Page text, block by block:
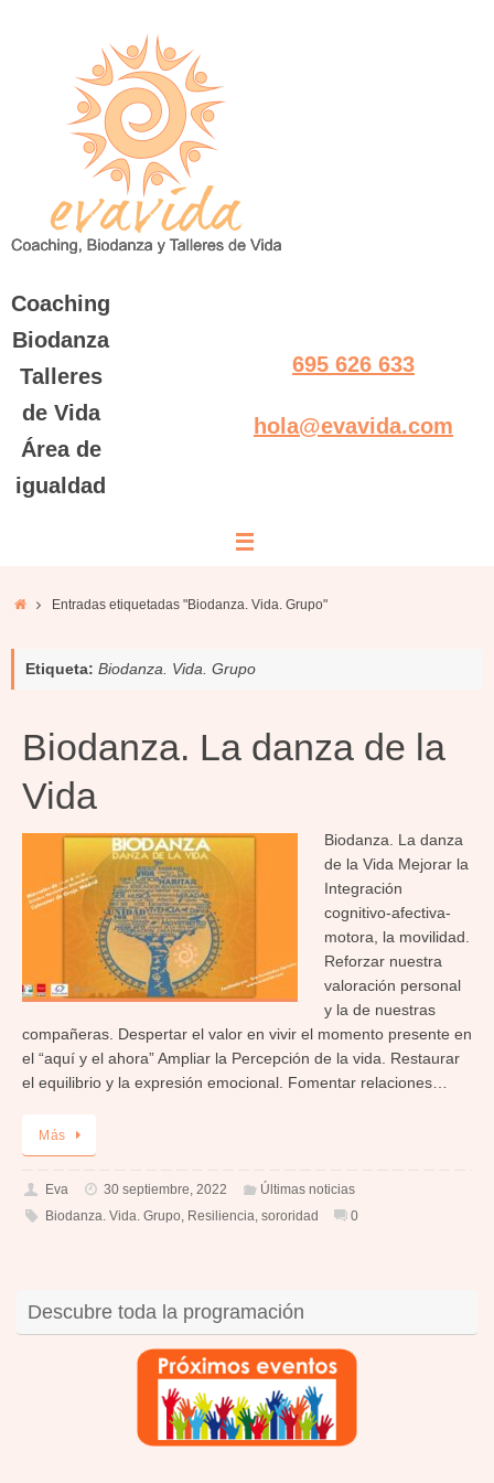
Coaching
Biodanza
Talleres
de Vida
Área de
igualdad
695 626 633
hola@evavida.com
InicioEntradas etiquetadas "Biodanza. Vida. Grupo"
Etiqueta: Biodanza. Vida. Grupo
Biodanza. La danza de la
Vida
Biodanza. La danza
de la Vida Mejorar la
Integración
cognitivo-afectiva-
motora, la movilidad.
Reforzar nuestra
valoración personal
y la de nuestras
compañeras. Despertar el valor en vivir el momento presente en
el “aquí y el ahora” Ampliar la Percepción de la vida. Restaurar
el equilibrio y la expresión emocional. Fomentar relaciones…
Más
Eva 30 septiembre, 2022
Últimas noticias
Biodanza. Vida. Grupo Resiliencia sororidad 0
Descubre toda la programación